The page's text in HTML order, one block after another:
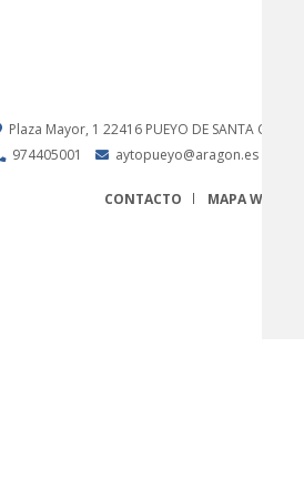
Plaza Mayor, 1 22416 PUEYO DE SANTA CRUZ
974405001
aytopueyo@aragon.es
CONTACTO MAPA WEB